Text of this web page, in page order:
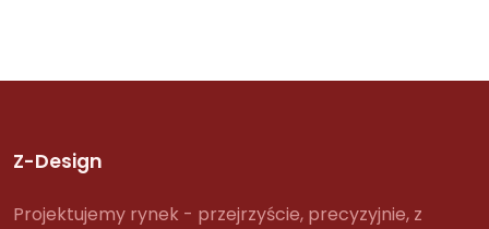
Z-Design
Projektujemy rynek - przejrzyście, precyzyjnie, z